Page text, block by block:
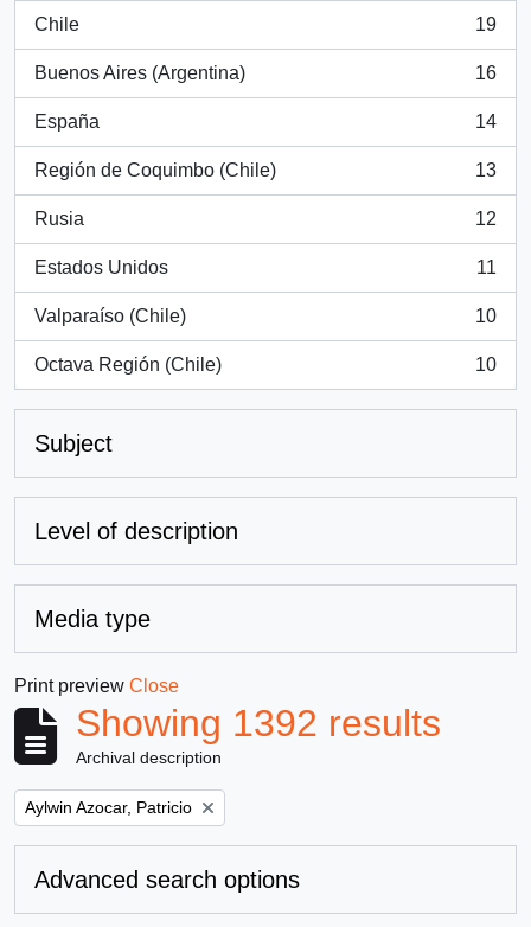
Chile
, 19 results
19
Buenos Aires (Argentina)
, 16 results
16
España
, 14 results
14
Región de Coquimbo (Chile)
, 13 results
13
Rusia
, 12 results
12
Estados Unidos
, 11 results
11
Valparaíso (Chile)
, 10 results
10
Octava Región (Chile)
, 10 results
10
Subject
Level of description
Media type
Print preview Close
Showing 1392 results
Archival description
Remove filter:
Aylwin Azocar, Patricio
Advanced search options